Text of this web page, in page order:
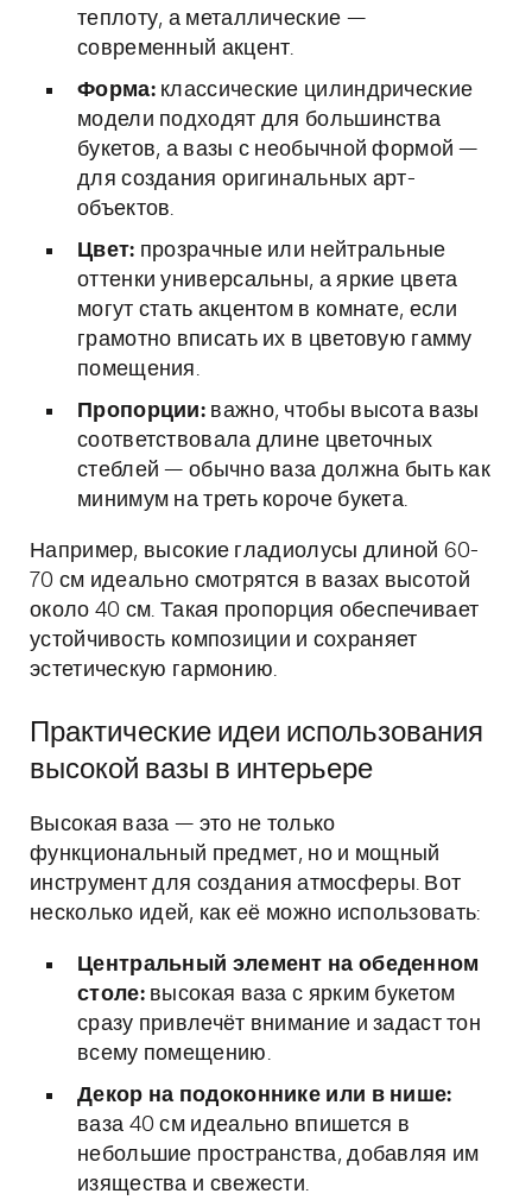
теплоту, а металлические —
современный акцент.
Форма:классические цилиндрические
модели подходят для большинства
букетов, а вазы с необычной формой —
для создания оригинальных арт-
объектов.
Цвет: прозрачные или нейтральные
оттенки универсальны, а яркие цвета
могут стать акцентом в комнате, если
грамотно вписать их в цветовую гамму
помещения.
Пропорции: важно, чтобы высота вазы
соответствовала длине цветочных
стеблей — обычно ваза должна быть как
минимум на треть короче букета.
Например, высокие гладиолусы длиной 60-
70 см идеально смотрятся в вазах высотой
около 40 см. Такая пропорция обеспечивает
устойчивость композиции и сохраняет
эстетическую гармонию.
Практические идеи использования
высокой вазы в интерьере
Высокая ваза — это не только
функциональный предмет, но и мощный
инструмент для создания атмосферы. Вот
несколько идей, как её можно использовать:
Центральный элемент на обеденном
столе:высокая ваза с ярким букетом
сразу привлечёт внимание и задаст тон
всему помещению.
Декор на подоконнике или в нише:
ваза 40 см идеально впишется в
небольшие пространства, добавляя им
изящества и свежести.